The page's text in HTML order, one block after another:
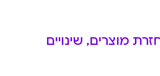
מוצרים, שינויים